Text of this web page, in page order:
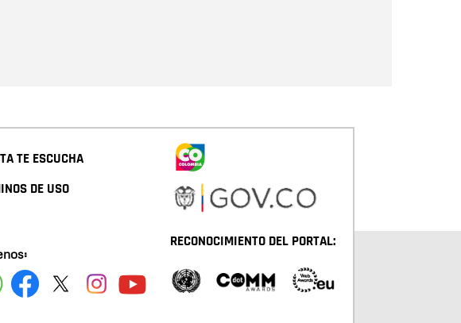
TE ESCUCHA
DE USO
RECONOCIMIENTO DEL PORTAL: